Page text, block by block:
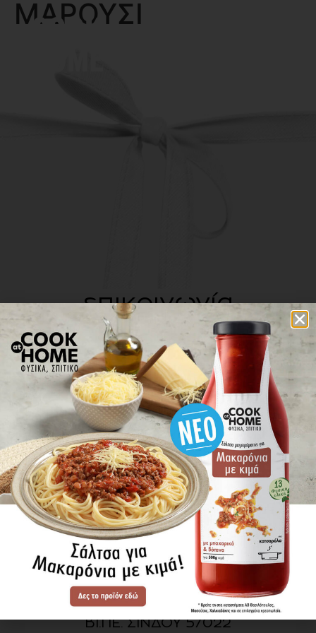
ΜΑΡΟΥΣΙ
επικοινωνία
πού βρίσκω τα προϊόντα
ΕΝΗΜΕΡΩΘΕΙΤΕ ΠΡΩΤΟΙ
ΓΙΑ ΤΑ ΝΕΑ ΜΑΣ
ΕΓΓΡΑΦΗ
SITE MAP
ΠΡΟΪΟΝΤΑ
ΣΥΝΤΑΓΕΣ
Η ΙΣΤΟΡΙΑ ΜΑΣ
VIDEOS
ΠΡΟΒΥΛ Α.Ε.
ΟΔΟΣ Α3
ΒΙ.ΠΕ. ΣΙΝΔΟΥ 57022